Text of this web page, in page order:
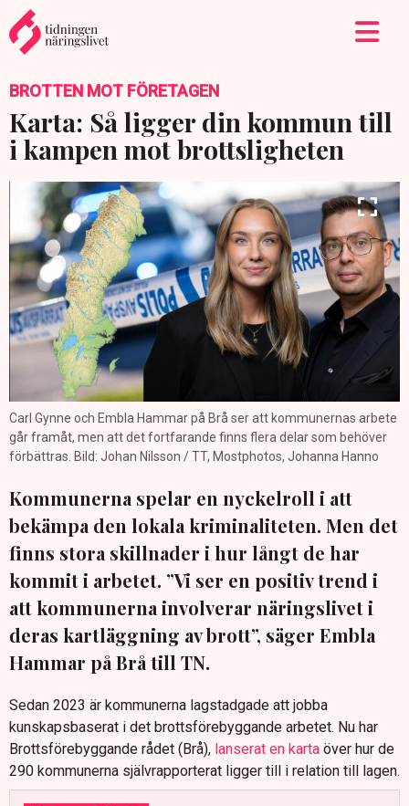
BROTTEN MOT FÖRETAGEN
Karta: Så ligger din kommun till
i kampen mot brottsligheten
Carl Gynne och Embla Hammar på Brå ser att kommunernas arbete
går framåt, men att det fortfarande finns flera delar som behöver
förbättras. Bild: Johan Nilsson / TT, Mostphotos, Johanna Hanno
Kommunerna spelar en nyckelroll i att
bekämpa den lokala kriminaliteten. Men det
finns stora skillnader i hur långt de har
kommit i arbetet. ”Vi ser en positiv trend i
att kommunerna involverar näringslivet i
deras kartläggning av brott”, säger Embla
Hammar på Brå till TN.
Sedan 2023 är kommunerna lagstadgade att jobba
kunskapsbaserat i det brottsförebyggande arbetet. Nu har
Brottsförebyggande rådet (Brå), lanserat en karta över hur de
290 kommunerna självrapporterat ligger till i relation till lagen.